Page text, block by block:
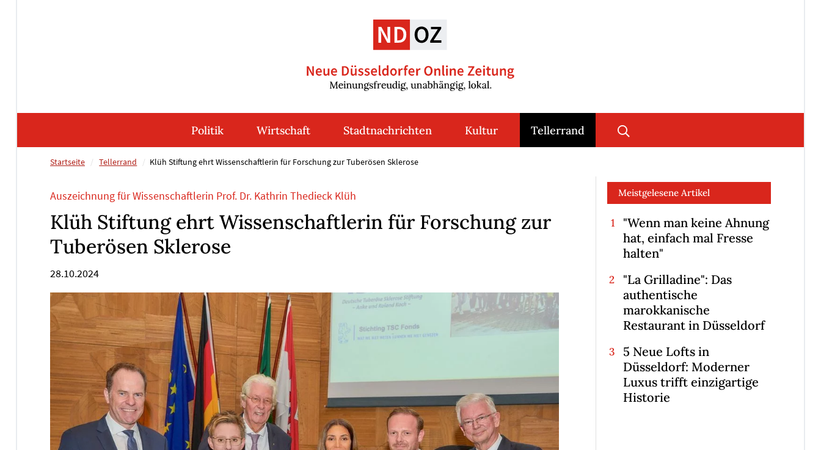
Politik Wirtschaft Stadtnachrichten Kultur Tellerrand
Startseite Tellerrand Klüh Stiftung ehrt Wissenschaftlerin für Forschung zur Tuberösen Sklerose
Auszeichnung für Wissenschaftlerin Prof. Dr. Kathrin Thedieck Klüh
Klüh Stiftung ehrt Wissenschaftlerin für Forschung zur
Tuberösen Sklerose
28.10.2024
Meistgelesene Artikel
"Wenn man keine Ahnung
hat, einfach mal Fresse
halten"
"La Grilladine": Das
authentische
marokkanische
Restaurant in Düsseldorf
5 Neue Lofts in
Düsseldorf: Moderner
Luxus trifft einzigartige
Historie